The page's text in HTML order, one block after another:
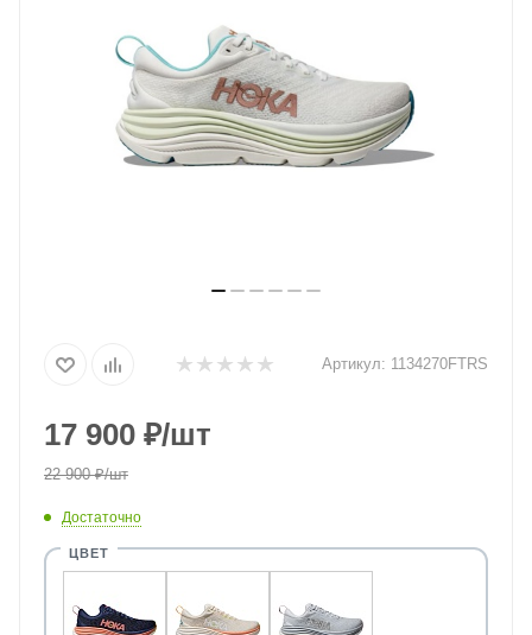
Артикул: 1134270FTRS
17 900 ₽/шт
22 900₽/шт
Достаточно